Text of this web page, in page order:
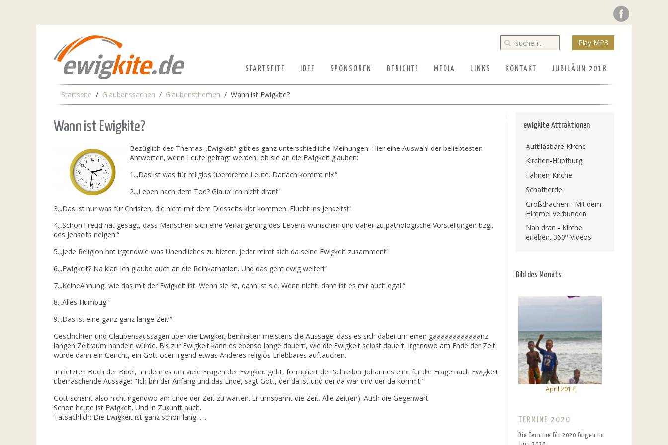
Play MP3
STARTSEITE IDEE SPONSOREN BERICHTE MEDIA LINKS KONTAKT JUBILÄUM 2018
Startseite Glaubenssachen Glaubensthemen Wann ist Ewigkite?
Wann ist Ewigkite?
Bezüglich des Themas „Ewigkeit“ gibt es ganz unterschiedliche Meinungen. Hier eine Auswahl der beliebtesten
Antworten, wenn Leute gefragt werden, ob sie an die Ewigkeit glauben:
1.„Das ist was für religiös überdrehte Leute. Danach kommt nix!“
2.„Leben nach dem Tod? Glaub‘ ich nicht dran!“
3.„Das ist nur was für Christen, die nicht mit dem Diesseits klar kommen. Flucht ins Jenseits!“
4.„Schon Freud hat gesagt, dass Menschen sich eine Verlängerung des Lebens wünschen und daher zu pathologische Vorstellungen bzgl.
des Jenseits neigen.“
5.„Jede Religion hat irgendwie was Unendliches zu bieten. Jeder reimt sich da seine Ewigkeit zusammen!“
6.„Ewigkeit? Na klar! Ich glaube auch an die Reinkarnation. Und das geht ewig weiter!“
7.„KeineAhnung, wie das mit der Ewigkeit ist. Wenn sie ist, dann ist sie. Wenn nicht, dann ist es mir auch egal.“
8.„Alles Humbug“
9.„Das ist eine ganz ganz lange Zeit!“
Geschichten und Glaubensaussagen über die Ewigkeit beinhalten meistens die Aussage, dass es sich dabei um einen gaaaaaaaaaaaanz
langen Zeitraum handeln würde. Bis zur Ewigkeit kann es ebenso lange dauern, wie die Ewigkeit selbst dauert. Irgendwo am Ende der Zeit
würde dann ein Gericht, ein Gott oder irgend etwas Anderes religiös Erlebbares auftauchen.
Im letzten Buch der Bibel, in dem es um viele Fragen der Ewigkeit geht, formuliert der Schreiber Johannes eine für die Frage nach Ewigkeit
überraschende Aussage: "Ich bin der Anfang und das Ende, sagt Gott, der da ist und der da war und der da kommt!"
Gott scheint also nicht irgendwo am Ende der Zeit zu warten. Er umspannt die Zeit. Alle Zeit(en). Auch die Gegenwart.
Schon heute ist Ewigkeit. Und in Zukunft auch.
Tatsächlich: Die Ewigkeit ist ganz schön lang ... .
ewigkite-Attraktionen
Aufblasbare Kirche
Kirchen-Hüpfburg
Fahnen-Kirche
Schafherde
Großdrachen - Mit dem
Himmel verbunden
Nah dran - Kirche
erleben. 360º-Videos
Bild des Monats
April 2013
TERMINE 2020
Die Termine für 2020 folgen im